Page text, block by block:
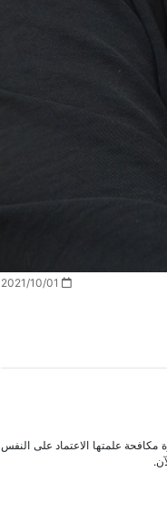
علمتها الاعتماد على النفس